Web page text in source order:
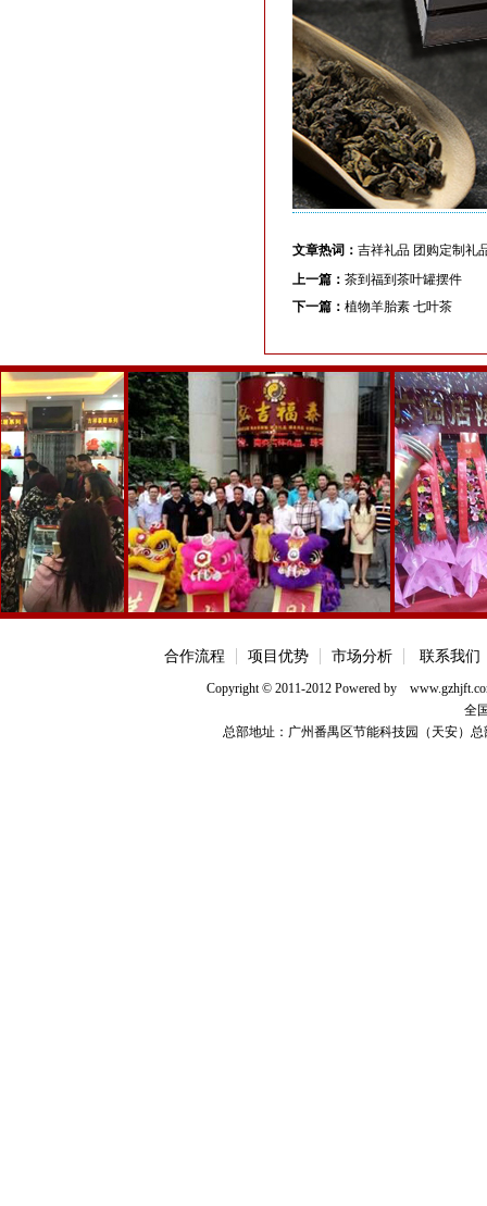
文章热词： 吉祥礼品 团购定制礼
上一篇： 茶到福到茶叶罐摆件
下一篇： 植物羊胎素 七叶茶
合作流程 项目优势 市场分析 联系我们
Copyright © 2011-2012 Powered by
全
总部地址：广州番禺区节能科技园（天安）